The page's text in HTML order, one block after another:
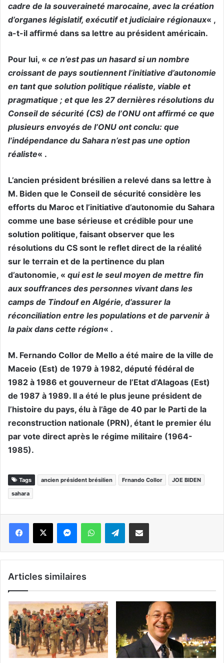
cadre de la souveraineté marocaine, avec la création
d’organes législatif, exécutif et judiciaire régionaux« ,
a-t-il affirmé dans sa lettre au président américain.
Pour lui, « ce n’est pas un hasard si un nombre
croissant de pays soutiennent l’initiative d’autonomie
en tant que solution politique réaliste, viable et
pragmatique ; et que les 27 dernières résolutions du
Conseil de sécurité (CS) de l’ONU ont affirmé ce que
plusieurs envoyés de l’ONU ont conclu: que
l’indépendance du Sahara n’est pas une option
réaliste« .
L’ancien président brésilien a relevé dans sa lettre à
M. Biden que le Conseil de sécurité considère les
efforts du Maroc et l’initiative d’autonomie du Sahara
comme une base sérieuse et crédible pour une
solution politique, faisant observer que les
résolutions du CS sont le reflet direct de la réalité
sur le terrain et de la pertinence du plan
d’autonomie, « qui est le seul moyen de mettre fin
aux souffrances des personnes vivant dans les
camps de Tindouf en Algérie, d’assurer la
réconciliation entre les populations et de parvenir à
la paix dans cette région« .
M. Fernando Collor de Mello a été maire de la ville de
Maceio (Est) de 1979 à 1982, député fédéral de
1982 à 1986 et gouverneur de l’Etat d’Alagoas (Est)
de 1987 à 1989. Il a été le plus jeune président de
l’histoire du pays, élu à l’âge de 40 par le Parti de la
reconstruction nationale (PRN), étant le premier élu
par vote direct après le régime militaire (1964-
1985).
Tags ancien président brésilien Frnando Collor
JOE BIDEN
sahara
WhatsApp Telegram
Articles similaires